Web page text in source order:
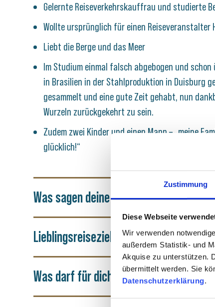
Zustimmung
Diese Webseite
Wir verwenden
außerdem Statistik- und
Akquise zu unterstützen.
Datenschutzerklärung.
Gelernte Reiseverkehrskauffrau und studierte
Wollte ursprünglich für einen Reiseveranstalter
Liebt die Berge und das Meer
Im Studium einmal falsch abgebogen und
in Brasilien in der Stahlproduktion in Duisburg
gesammelt und eine gute Zeit gehabt, nun
Wurzeln zurückgekehrt zu sein.
Zudem zwei Kinder und einen Mann – „meine
glücklich!“
Was sagen deine Freunde über dich?
Lieblingsreiseziel / -hotel?
Was darf für dich in einem